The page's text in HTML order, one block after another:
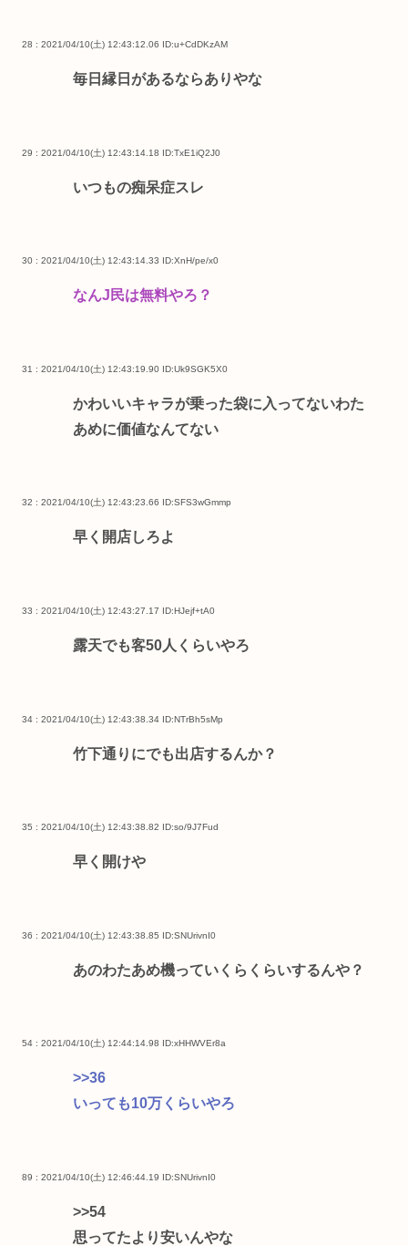
28 : 2021/04/10(土) 12:43:12.06 ID:u+CdDKzAM
毎日縁日があるならありやな
29 : 2021/04/10(土) 12:43:14.18 ID:TxE1iQ2J0
いつもの痴呆症スレ
30 : 2021/04/10(土) 12:43:14.33 ID:XnH/pe/x0
なんJ民は無料やろ？
31 : 2021/04/10(土) 12:43:19.90 ID:Uk9SGK5X0
かわいいキャラが乗った袋に入ってないわた
あめに価値なんてない
32 : 2021/04/10(土) 12:43:23.66 ID:SFS3wGmmp
早く開店しろよ
33 : 2021/04/10(土) 12:43:27.17 ID:HJejf+tA0
露天でも客50人くらいやろ
34 : 2021/04/10(土) 12:43:38.34 ID:NTrBh5sMp
竹下通りにでも出店するんか？
35 : 2021/04/10(土) 12:43:38.82 ID:so/9J7Fud
早く開けや
36 : 2021/04/10(土) 12:43:38.85 ID:SNUrivnI0
あのわたあめ機っていくらくらいするんや？
54 : 2021/04/10(土) 12:44:14.98 ID:xHHWVEr8a
>>36
いっても10万くらいやろ
89 : 2021/04/10(土) 12:46:44.19 ID:SNUrivnI0
>>54
思ってたより安いんやな